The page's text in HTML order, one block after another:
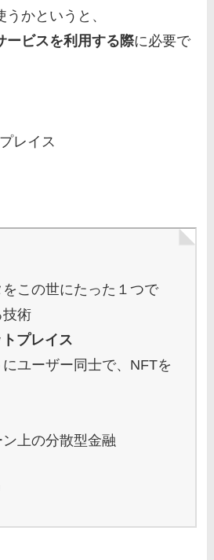
かというと、
ービスを利用する際に必要で
レイス
この世にたった１つで
技術
プレイス
ユーザー同士で、NFTを
上の分散型金融